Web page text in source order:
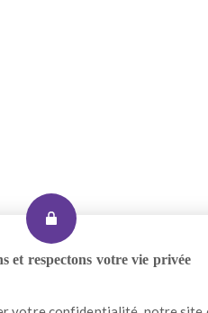
et respectons votre vie privée